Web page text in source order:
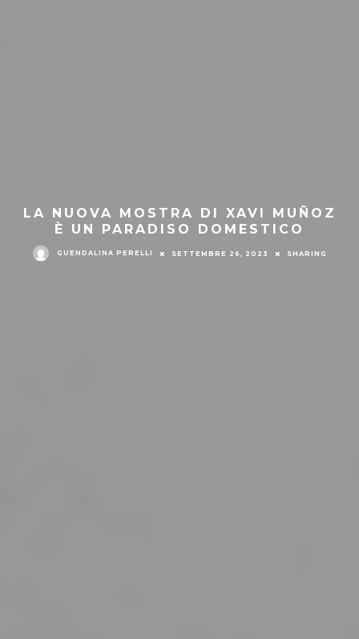
LA NUOVA MOSTRA DI XAVI MUÑOZ
È UN PARADISO DOMESTICO
GUENDALINA PERELLI SETTEMBRE 26, 2023 SHARING